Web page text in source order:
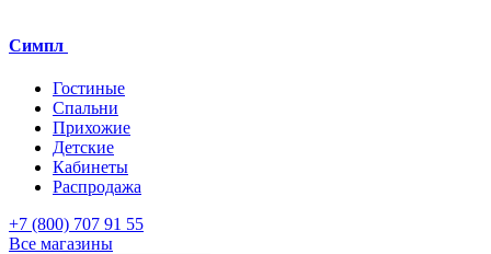
Симпл
Гостиные
Спальни
Прихожие
Детские
Кабинеты
Распродажа
+7 (800) 707 91 55
Все магазины